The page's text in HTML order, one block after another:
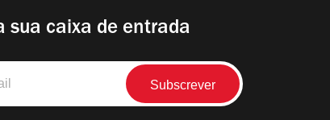
sua caixa de entrada